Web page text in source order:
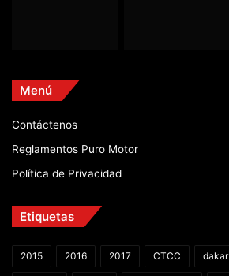
Menú
Contáctenos
Reglamentos Puro Motor
Política de Privacidad
Etiquetas
2015 2016 2017 CTCC dakar